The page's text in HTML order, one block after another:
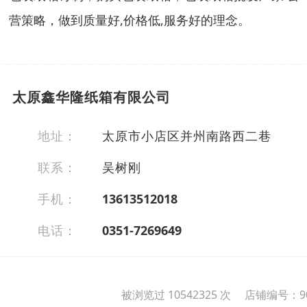
营策略，做到质量好,价格低,服务好的理念。
太原鑫华隆纸箱有限公司
地址：
太原市小店区并州南路西二巷
联系：
吴树刚
手机：
13613512018
电话：
0351-7269649
被浏览过 10542325 次 店铺编号：